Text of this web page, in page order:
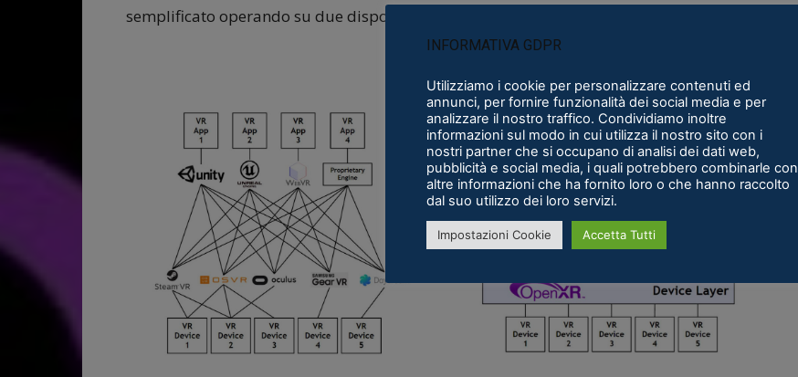
semplificato operando su due dispositivi molto diversi.
INFORMATIVA GDPR
Utilizziamo i cookie per personalizzare contenuti ed
annunci, per fornire funzionalità dei social media e per
analizzare il nostro traffico. Condividiamo inoltre
informazioni sul modo in cui utilizza il nostro sito con i
nostri partner che si occupano di analisi dei dati web,
pubblicità e social media, i quali potrebbero combinarle con
altre informazioni che ha fornito loro o che hanno raccolto
dal suo utilizzo dei loro servizi.
Impostazioni Cookie Accetta Tutti